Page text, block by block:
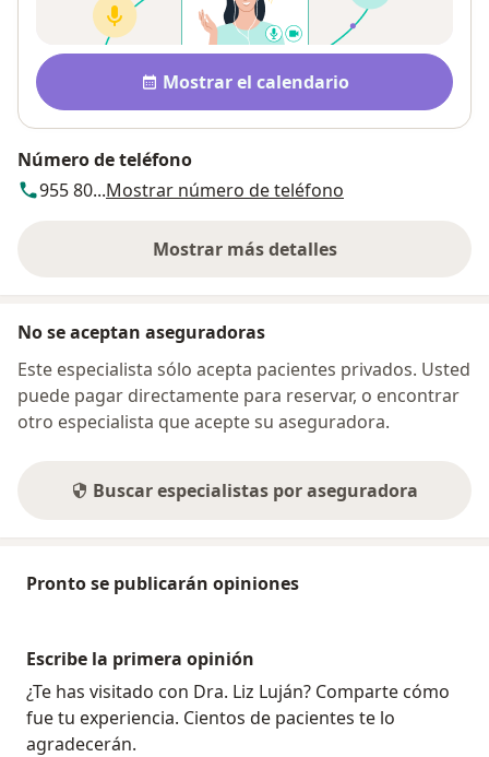
Disponibilidad
Mostrar el calendario
Número de teléfono
955 80...Mostrar número de teléfono
Mostrar más detalles
sobre la dirección
No se aceptan aseguradoras
Este especialista sólo acepta pacientes privados. Usted
puede pagar directamente para reservar, o encontrar
otro especialista que acepte su aseguradora.
Buscar especialistas por aseguradora
Pronto se publicarán opiniones
Escribe la primera opinión
¿Te has visitado con Dra. Liz Luján? Comparte cómo
fue tu experiencia. Cientos de pacientes te lo
agradecerán.